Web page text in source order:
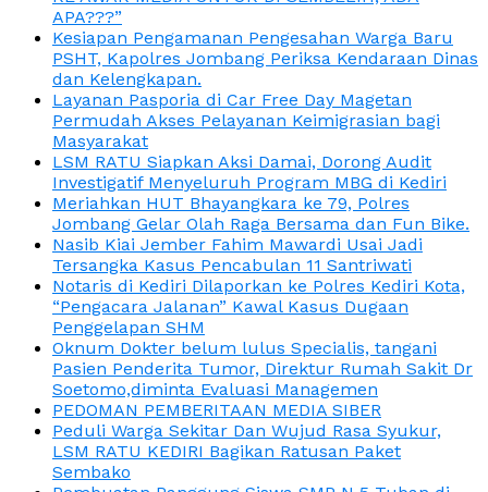
APA???”
Kesiapan Pengamanan Pengesahan Warga Baru
PSHT, Kapolres Jombang Periksa Kendaraan Dinas
dan Kelengkapan.
Layanan Pasporia di Car Free Day Magetan
Permudah Akses Pelayanan Keimigrasian bagi
Masyarakat
LSM RATU Siapkan Aksi Damai, Dorong Audit
Investigatif Menyeluruh Program MBG di Kediri
Meriahkan HUT Bhayangkara ke 79, Polres
Jombang Gelar Olah Raga Bersama dan Fun Bike.
Nasib Kiai Jember Fahim Mawardi Usai Jadi
Tersangka Kasus Pencabulan 11 Santriwati
Notaris di Kediri Dilaporkan ke Polres Kediri Kota,
“Pengacara Jalanan” Kawal Kasus Dugaan
Penggelapan SHM
Oknum Dokter belum lulus Specialis, tangani
Pasien Penderita Tumor, Direktur Rumah Sakit Dr
Soetomo,diminta Evaluasi Managemen
PEDOMAN PEMBERITAAN MEDIA SIBER
Peduli Warga Sekitar Dan Wujud Rasa Syukur,
LSM RATU KEDIRI Bagikan Ratusan Paket
Sembako